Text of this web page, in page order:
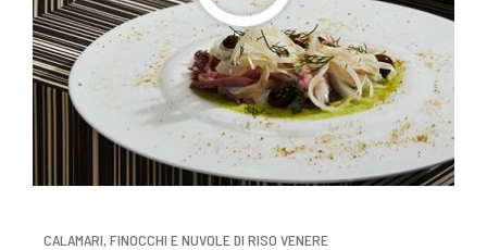
CALAMARI, FINOCCHI E NUVOLE DI RISO VENERE